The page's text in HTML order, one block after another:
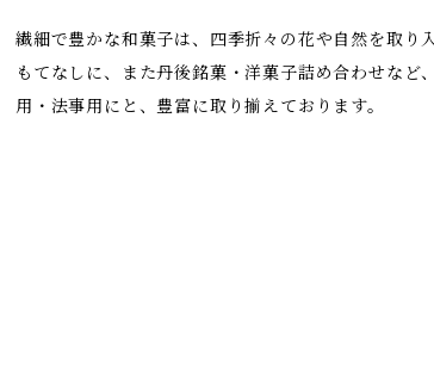
繊細で豊かな和菓子は、四季折々の花や自然を取り
もてなしに、また丹後銘菓・洋菓子詰め合わせなど
用・法事用にと、豊富に取り揃えております。